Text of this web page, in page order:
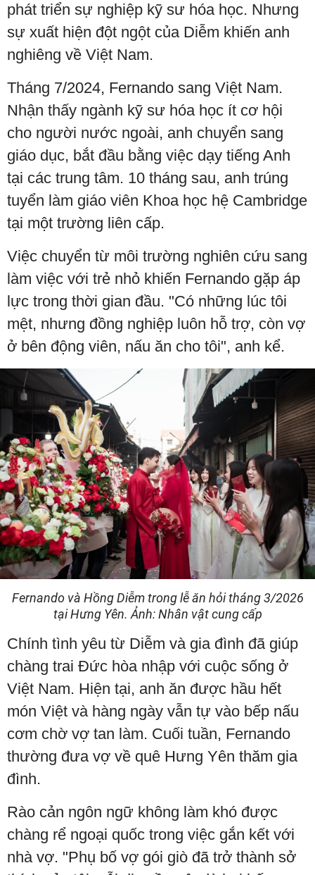
phát triển sự nghiệp kỹ sư hóa học. Nhưng
sự xuất hiện đột ngột của Diễm khiến anh
nghiêng về Việt Nam.
Tháng 7/2024, Fernando sang Việt Nam.
Nhận thấy ngành kỹ sư hóa học ít cơ hội
cho người nước ngoài, anh chuyển sang
giáo dục, bắt đầu bằng việc dạy tiếng Anh
tại các trung tâm. 10 tháng sau, anh trúng
tuyển làm giáo viên Khoa học hệ Cambridge
tại một trường liên cấp.
Việc chuyển từ môi trường nghiên cứu sang
làm việc với trẻ nhỏ khiến Fernando gặp áp
lực trong thời gian đầu. "Có những lúc tôi
mệt, nhưng đồng nghiệp luôn hỗ trợ, còn vợ
ở bên động viên, nấu ăn cho tôi", anh kể.
Fernando và Hồng Diễm trong lễ ăn hỏi tháng 3/2026
tại Hưng Yên. Ảnh: Nhân vật cung cấp
Chính tình yêu từ Diễm và gia đình đã giúp
chàng trai Đức hòa nhập với cuộc sống ở
Việt Nam. Hiện tại, anh ăn được hầu hết
món Việt và hàng ngày vẫn tự vào bếp nấu
cơm chờ vợ tan làm. Cuối tuần, Fernando
thường đưa vợ về quê Hưng Yên thăm gia
đình.
Rào cản ngôn ngữ không làm khó được
chàng rể ngoại quốc trong việc gắn kết với
nhà vợ. "Phụ bố vợ gói giò đã trở thành sở